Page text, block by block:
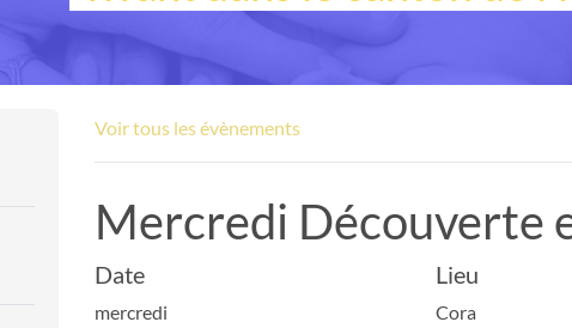
Voir tous les évènements
Mercredi Découverte
Date
mercredi
Lieu
Cora